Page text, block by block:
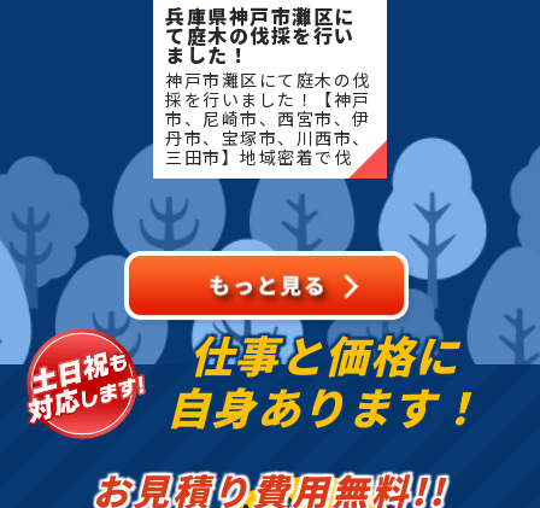
兵庫県神戸市灘区に
て庭木の伐採を行い
ました！
神戸市灘区にて庭木の伐
採を行いました！【神戸
市、尼崎市、西宮市、伊
丹市、宝塚市、川西市、
三田市】地域密着で伐
採・抜根・剪定・草刈り
などのお庭のこと、造
園・植木屋をお探しなら
当社にご相談ください！
当社で
仕事と価格に
自身あります！
お見積り費用無料!!